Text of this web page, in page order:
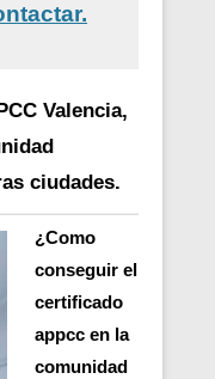
Valencia,
ciudades.
¿Como
conseguir el
certificado
appcc en la
comunidad